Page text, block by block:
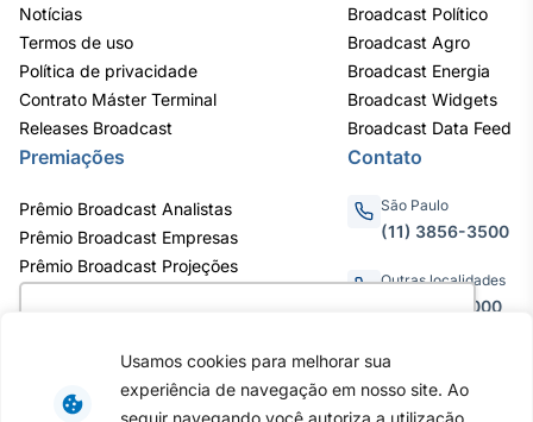
como você interage em nosso site e
personalizar conteúdo. Ao utilizar este site, você
Usamos cookies para melhorar sua
experiência de navegação em nosso site. Ao
seguir navegando você autoriza a utilização
BroadFast
Gestão de
Notícias
Termos de uso
Política de privacidade
Contrato Máster Terminal
Releases Broadcast
Broadcast Político
Broadcast Agro
Broadcast Energia
Broadcast Widgets
Broadcast Data Feed
Premiações
Prêmio Broadcast Analistas
Prêmio Broadcast Empresas
Prêmio Broadcast Projeções
Contato
São Paulo
(11) 3856-3500
Outras localidades
0800.011.3000
Av. Eng. Caetano Álvares, 55 - 3º e